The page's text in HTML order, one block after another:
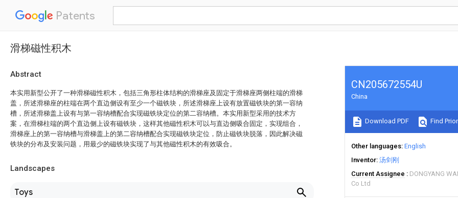
Patents
滑梯磁性积木
Abstract
本实用新型公开了一种滑梯磁性积木，包括三角形柱体结构的滑梯座及固定于滑梯座两侧柱端的滑梯
盖，所述滑梯座的柱端在两个直边侧设有至少一个磁铁块，所述滑梯座上设有放置磁铁块的第一容纳
槽，所述滑梯盖上设有与第一容纳槽配合实现磁铁块定位的第二容纳槽。本实用新型采用的技术方
案，在滑梯柱端的两个直边侧上设有磁铁块，这样其他磁性积木可以与直边侧吸合固定，实现组合，
滑梯座上的第一容纳槽与滑梯盖上的第二容纳槽配合实现磁铁块定位，防止磁铁块脱落，因此解决磁
铁块的分布及安装问题，用最少的磁铁块实现了与其他磁性积木的有效吸合。
Landscapes
Toys
CN205672554U
China
Download PDF Find
Other languages English
Inventor 汤剑刚
Current Assignee
DONGYANG
Co Ltd